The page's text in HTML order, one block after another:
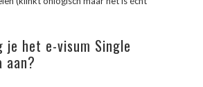
je het e-visum Single
aan?